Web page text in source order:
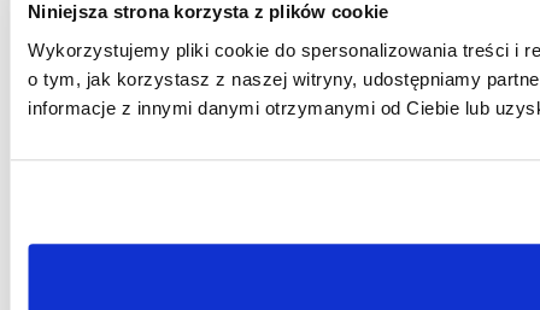
Niniejsza strona korzysta z plików cookie
Wykorzystujemy pliki cookie do spersonalizowania treści i
o tym, jak korzystasz z naszej witryny, udostępniamy
informacje z innymi danymi otrzymanymi od Ciebie lub